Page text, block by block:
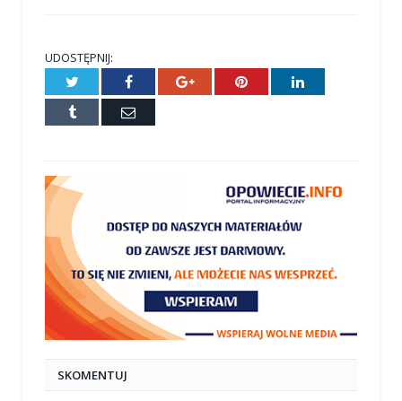
UDOSTĘPNIJ:
Twitter Facebook Google+ Pinterest LinkedIn
Tumblr
E-
SKOMENTUJ